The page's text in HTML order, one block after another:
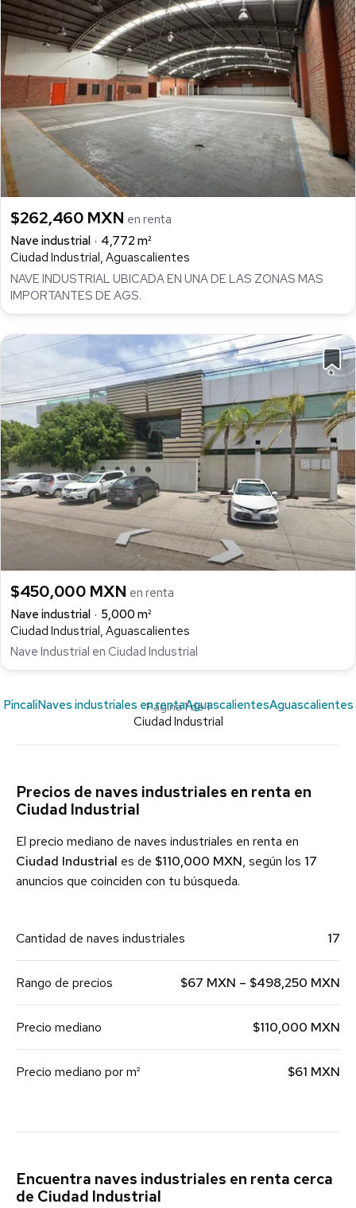
$262,460 MXN en renta
Nave industrial
4,772 m²
Ciudad Industrial, Aguascalientes
NAVE INDUSTRIAL UBICADA EN UNA DE LAS ZONAS MAS
IMPORTANTES DE AGS.
$450,000 MXN en renta
Nave industrial
5,000 m²
Ciudad Industrial, Aguascalientes
Nave Industrial en Ciudad Industrial
Página 1 de 1
PincaliNaves industriales en rentaAguascalientesAguascalientes
Ciudad Industrial
Precios de naves industriales en renta en
Ciudad Industrial
El precio mediano de naves industriales en renta en
Ciudad Industrial es de $110,000 MXN, según los 17
anuncios que coinciden con tu búsqueda.
Cantidad de naves industriales 17
Rango de precios $67 MXN – $498,250 MXN
Precio mediano $110,000 MXN
Precio mediano por m² $61 MXN
Encuentra naves industriales en renta cerca
de Ciudad Industrial